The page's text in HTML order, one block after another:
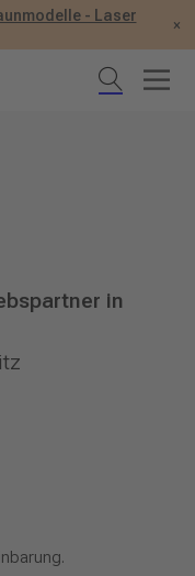
- Laser
×
in